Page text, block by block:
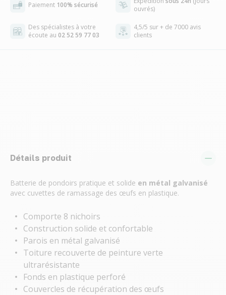
Paiement 100% sécurisé
ouvrés)
Des spécialistes à votre
écoute au 02 52 59 77 03
4,5/5 sur + de 7000 avis
clients
Détails produit
Batterie de pondoirs pratique et solide en métal galvanisé
avec cuvettes de ramassage des œufs en plastique.
Comporte 8 nichoirs
Construction solide et confortable
Parois en métal galvanisé
Toiture recouverte de peinture verte
ultrarésistante
Fonds en plastique perforé
Couvercles de récupération des œufs